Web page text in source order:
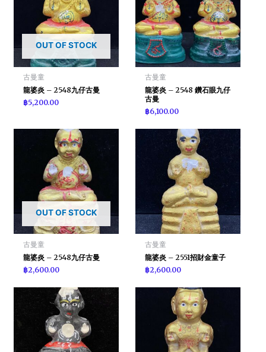
OUT OF STOCK
古曼童
龍婆炎 – 2548九仔古曼
฿5,200.00
古曼童
龍婆炎 – 2548 鑽石眼九仔
古曼
฿6,100.00
OUT OF STOCK
古曼童
龍婆炎 – 2548九仔古曼
฿2,600.00
古曼童
龍婆炎 – 2551招財金童子
฿2,600.00